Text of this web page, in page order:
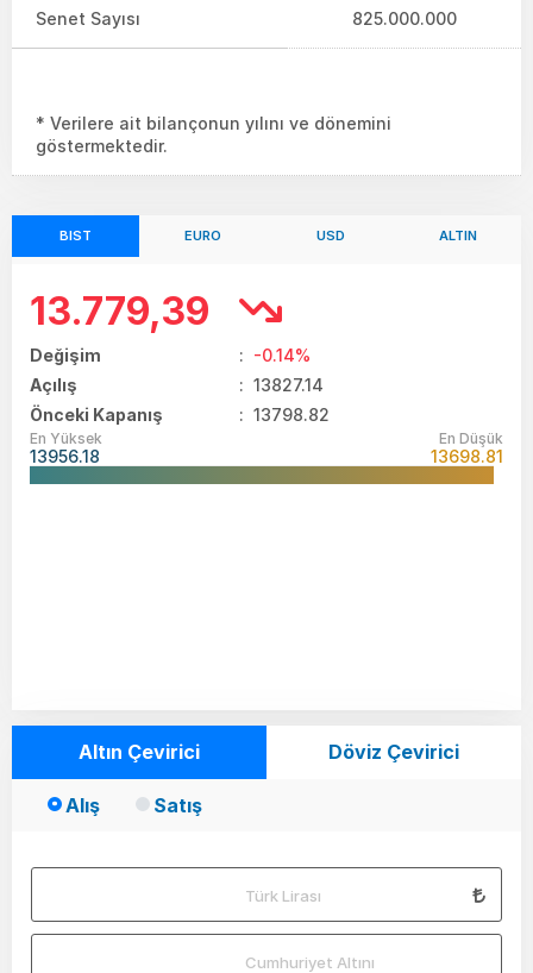
Senet Sayısı 825.000.000
* Verilere ait bilançonun yılını ve dönemini
göstermektedir.
BIST EURO USD ALTIN
13.779,39
Değişim : -0.14%
Açılış
: 13827.14
Önceki Kapanış
: 13798.82
En Yüksek
13956.18
En Düşük
13698.81
Altın Çevirici Döviz Çevirici
Alış Satış
Türk Lirası
Cumhuriyet Altını